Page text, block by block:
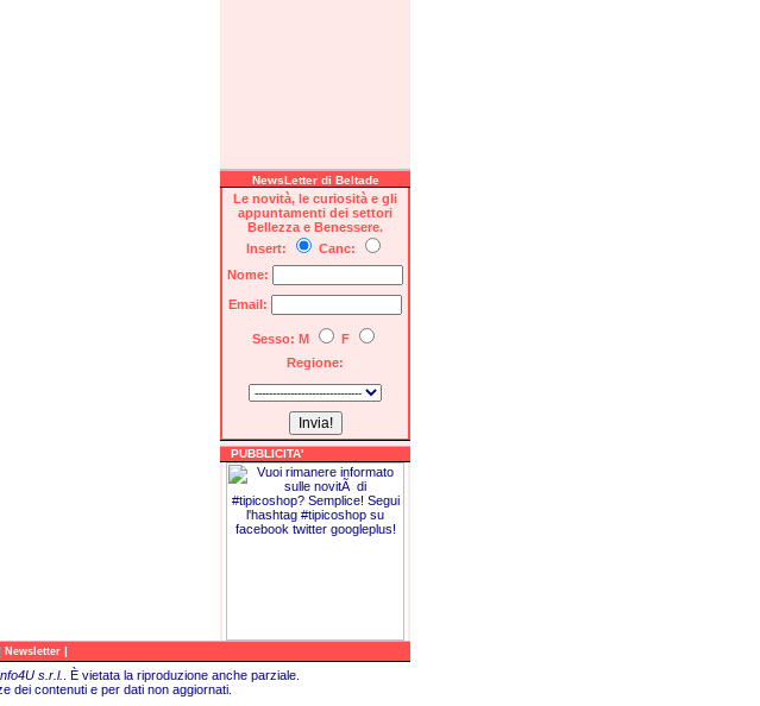
NewsLetter di Beltade
Le novità, le curiosità e gli
appuntamenti dei settori
Bellezza e Benessere.
Insert:
Canc:
Nome:
Email:
Sesso: M
F
Regione:
PUBBLICITA'
Newsletter |
s.r.l.
È vietata la riproduzione anche parziale.
dei contenuti e per dati non aggiornati.